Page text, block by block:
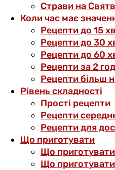
Страви на
Коли час має
Рецепти до 15
Рецепти до 30
Рецепти до 60
Рецепти за 2
Рецепти більш
Рівень складності
Прості рецепти
Рецепти
Рецепти для
Що приготувати
Що
Що